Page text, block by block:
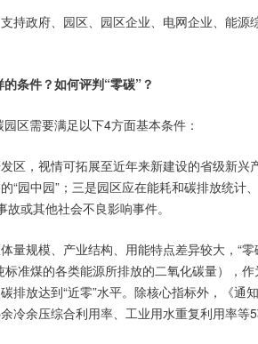
持政府、园区、园区企业、电网企业、能
条件？如何评判“零碳”？
区需要满足以下4方面基本条件：
区，视情可拓展至近年来新建设的省级新
“园中园”；三是园区应在能耗和碳排放统
或其他社会不良影响事件。
量规模、产业结构、用能特点差异较大，“
准煤的各类能源所排放的二氧化碳量），
排放达到“近零”水平。除核心指标外，《
冷余压综合利用率、工业用水重复利用率